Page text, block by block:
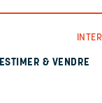
ESTIMER & VENDRE